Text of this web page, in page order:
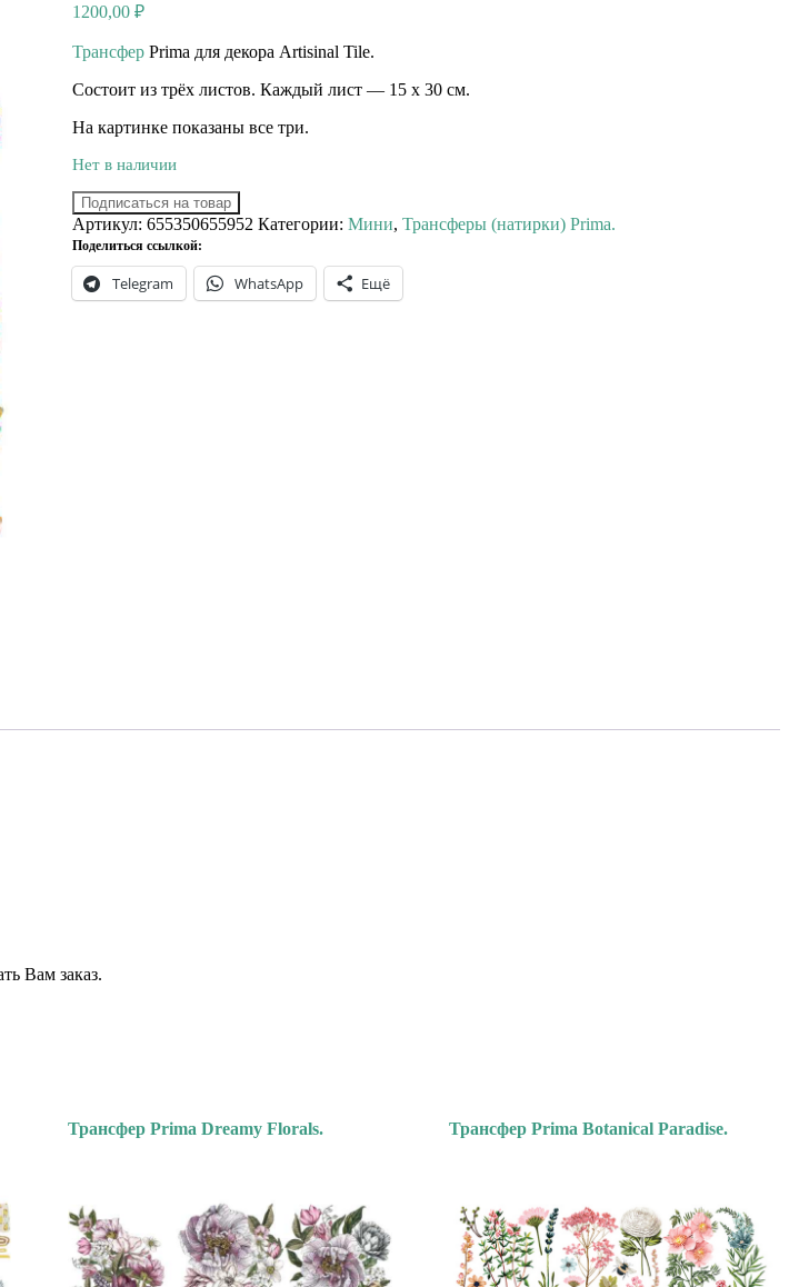
1200,00 ₽
ТрансферPrima для декора Artisinal Tile.⠀
Состоит из трёх листов. Каждый лист — 15 х 30 см.
На картинке показаны все три.
Нет в наличии
Подписаться на товар
Артикул: 655350655952 Категории: Мини, Трансферы (натирки) Prima.
Поделиться ссылкой:
Telegram WhatsApp Ещё
Вам заказ.
Трансфер Prima Dreamy Florals. Трансфер Prima Botanical Paradise.